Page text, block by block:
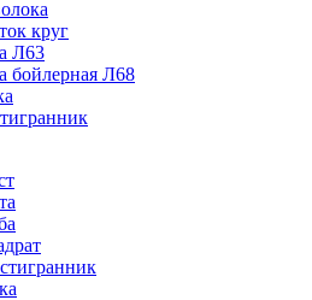
круг
Л63
бойлерная Л68